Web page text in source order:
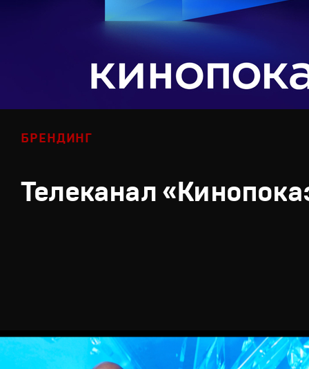
БРЕНДИНГ
Телеканал